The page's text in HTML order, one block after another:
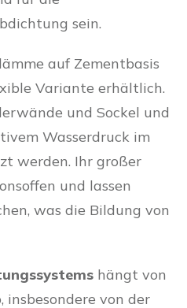
sein.
auf Zementbasis
Variante erhältlich.
und Sockel und
Wasserdruck im
werden. Ihr großer
und lassen
was die Bildung von
hängt von
insbesondere von der